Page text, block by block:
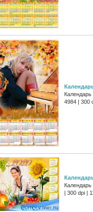
4984 | 300
| 300 dpi |